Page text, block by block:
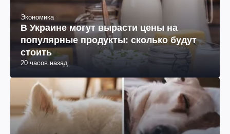
Экономика
В Украине могут вырасти цены на
популярные продукты: сколько будут
стоить
20 часов назад